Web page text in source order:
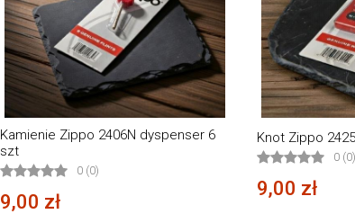
Kamienie Zippo 2406N dyspenser 6
szt
0 (0)
9,00 zł
Knot Zippo 2425
0 (0)
9,00 zł